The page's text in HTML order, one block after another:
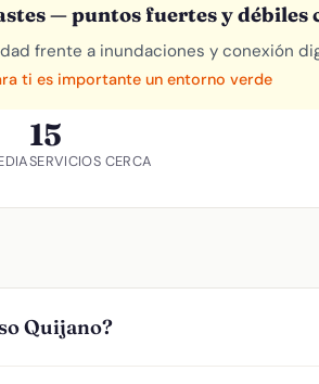
— puntos fuertes y débiles
frente a inundaciones y conexión
ti es importante un entorno verde
15
SERVICIOS CERCA
Quijano?